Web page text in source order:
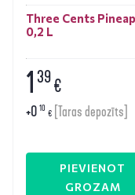
Three Cents
0,2 L
139€
+0 10 € [Taras depozīts]
PIEVIENOT
GROZAM